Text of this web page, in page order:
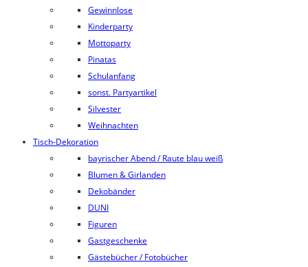
Gewinnlose
Kinderparty
Mottoparty
Pinatas
Schulanfang
sonst. Partyartikel
Silvester
Weihnachten
Tisch-Dekoration
bayrischer Abend / Raute blau weiß
Blumen & Girlanden
Dekobänder
DUNI
Figuren
Gastgeschenke
Gästebücher / Fotobücher